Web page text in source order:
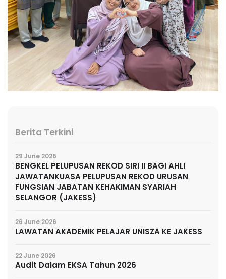
Berita Terkini
29 June 2026
BENGKEL PELUPUSAN REKOD SIRI II BAGI AHLI
JAWATANKUASA PELUPUSAN REKOD URUSAN
FUNGSIAN JABATAN KEHAKIMAN SYARIAH
SELANGOR (JAKESS)
26 June 2026
LAWATAN AKADEMIK PELAJAR UNISZA KE JAKESS
22 June 2026
Audit Dalam EKSA Tahun 2026